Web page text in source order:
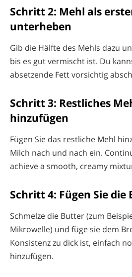
Schritt 2: Mehl als
unterheben
Gib die Hälfte des Mehls dazu
bis es gut vermischt ist. Du
absetzende Fett vorsichtig
Schritt 3: Restliches
hinzufügen
Fügen Sie das restliche Mehl
Milch nach und nach ein.
achieve a smooth, creamy
Schritt 4: Fügen Sie
Schmelze die Butter (zum
Mikrowelle) und füge sie dem
Konsistenz zu dick ist, einfach
hinzufügen.